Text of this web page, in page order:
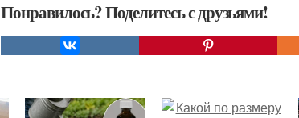
Понравилось? Поделитесь с друзьями!